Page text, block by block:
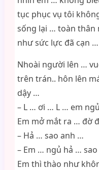
tục phục vụ tôi
sống lại … toàn thân
như sức lực đã cạn …
Nhoài người lên …
trên trán.. hôn lên
dậy …
– L … ơi … L … em
Em mở mắt ra … đờ
– Hả … sao anh …
– Em … ngủ hả …
Em thì thào như